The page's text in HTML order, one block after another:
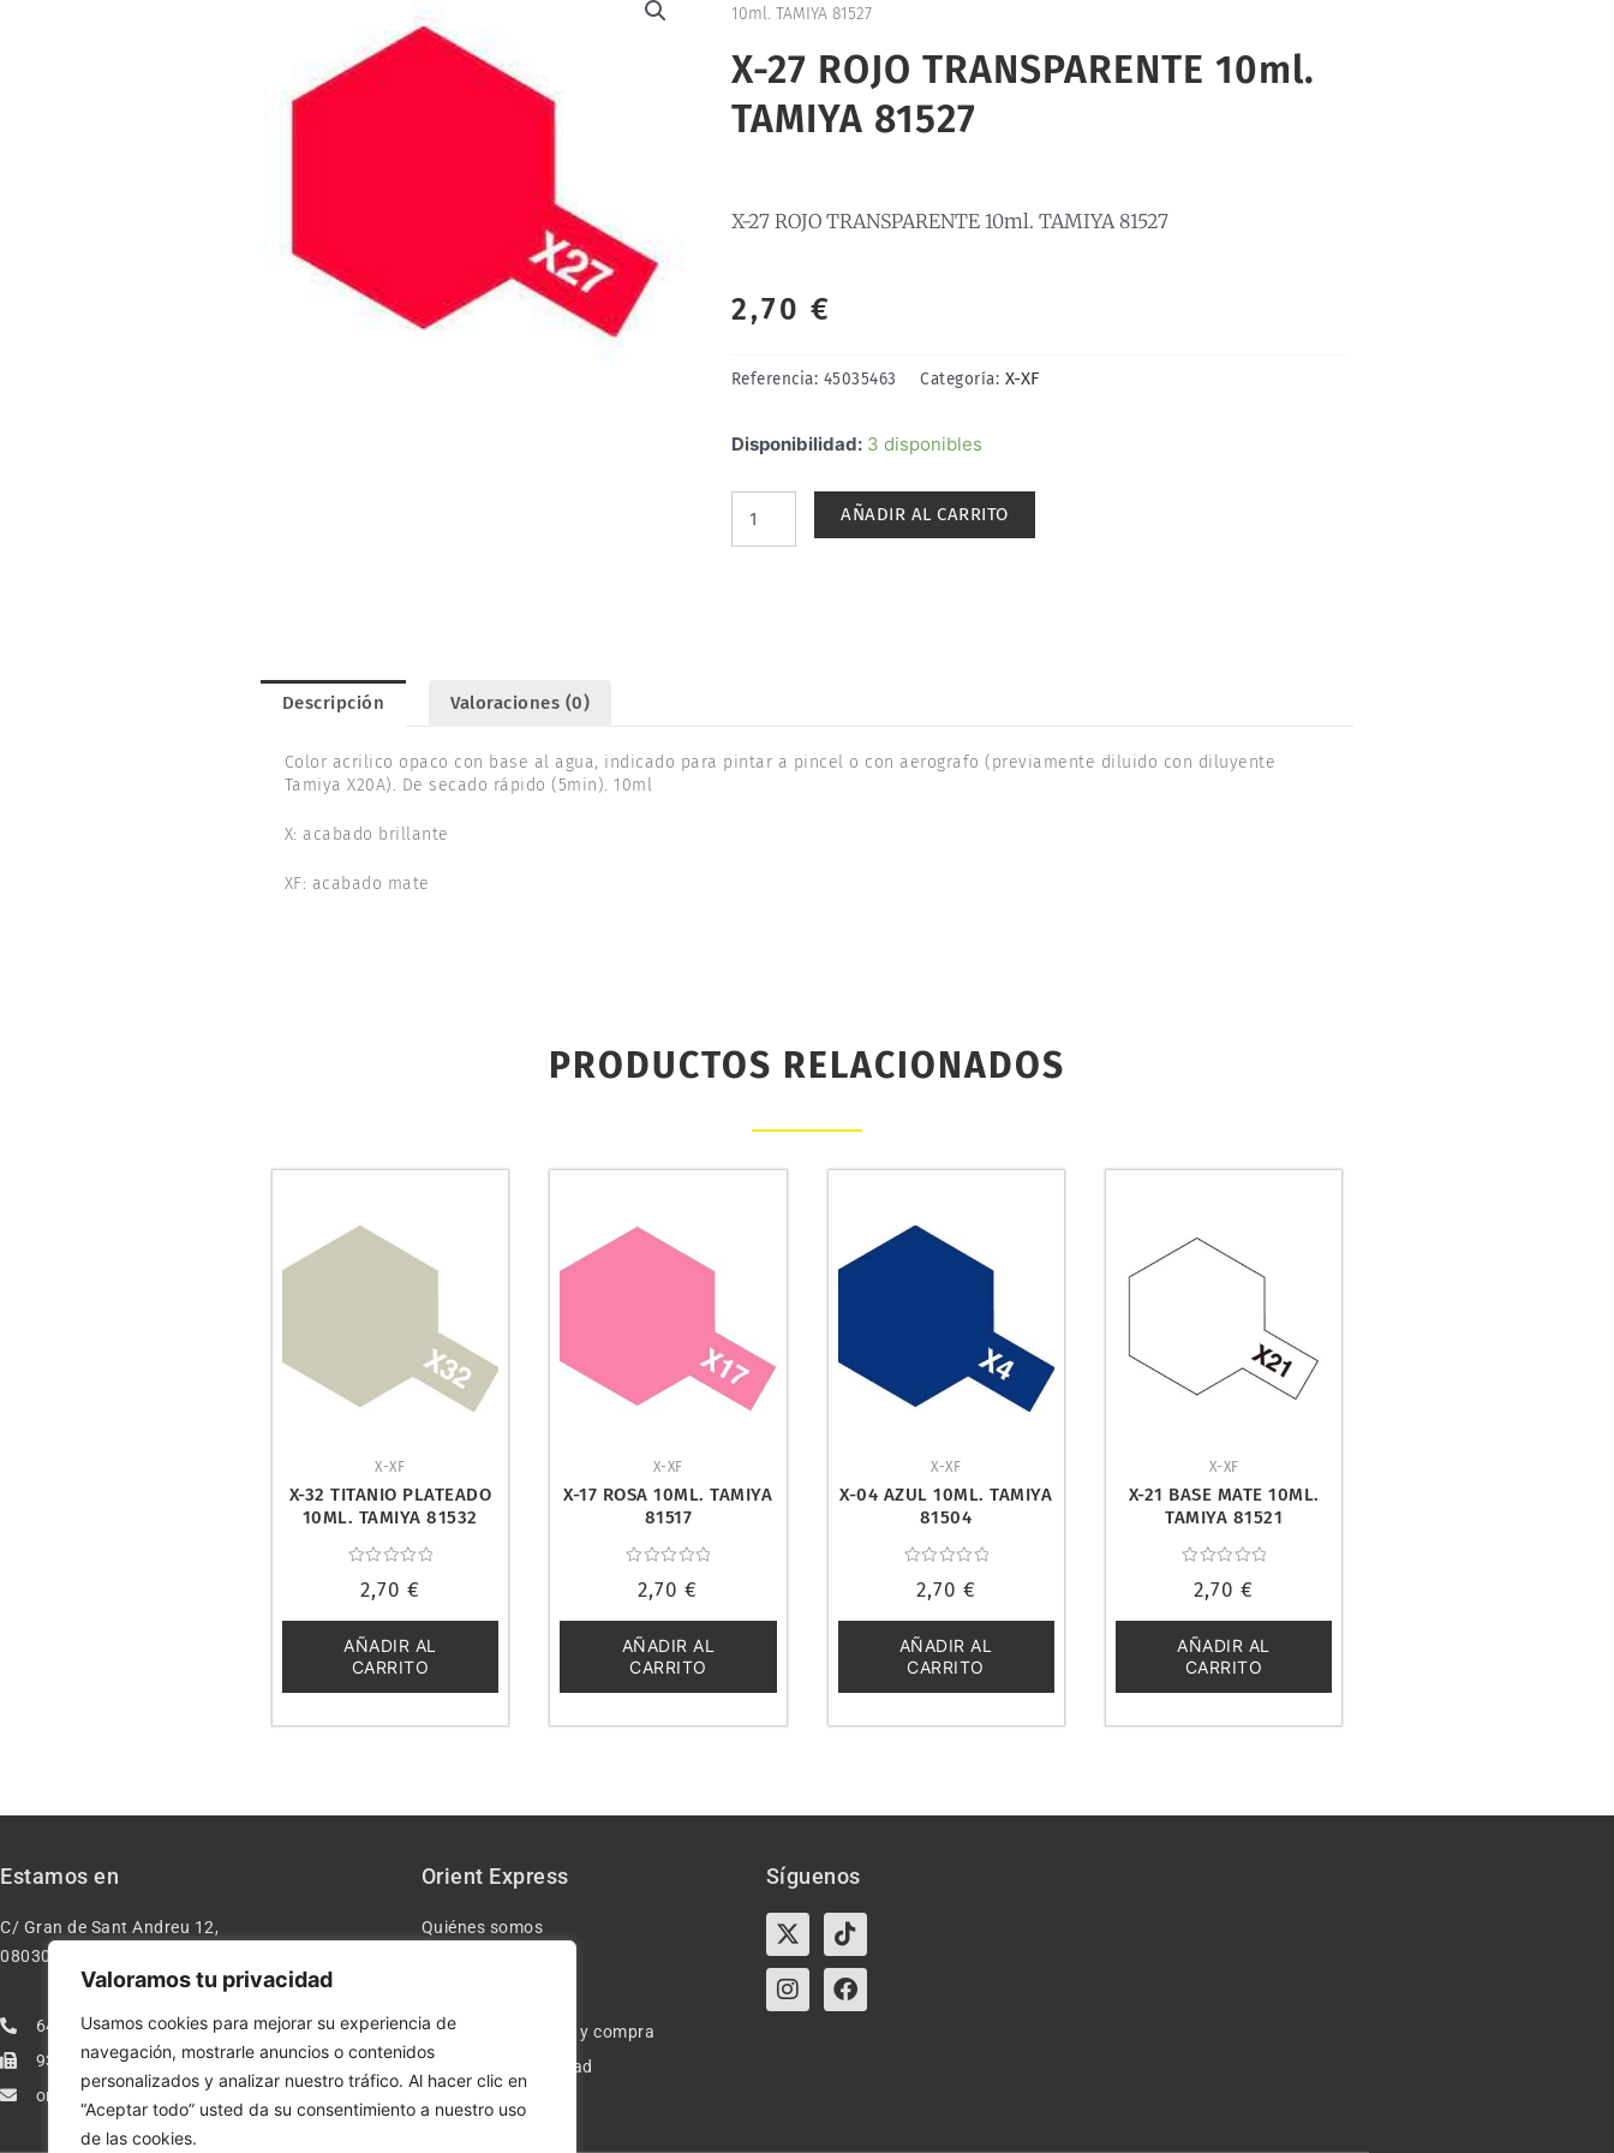
Valoramos tu privacidad
Usamos cookies para mejorar su experiencia de
navegación, mostrarle anuncios o contenidos
personalizados y analizar nuestro tráfico. Al hacer clic en
“Aceptar todo” usted da su consentimiento a nuestro uso
de las cookies.
10ml. TAMIYA 81527
X-27 ROJO TRANSPARENTE 10ml.
TAMIYA 81527
X-27 ROJO TRANSPARENTE 10ml. TAMIYA 81527
2,70 €
Referencia: 45035463 Categoría: X-XF
Disponibilidad: 3 disponibles
X-
TRANSPARENTE
AÑADIR AL CARRITO
Descripción Valoraciones (0)
Color acrilico opaco con base al agua, indicado para pintar a pincel o con aerografo (previamente diluido con diluyente
Tamiya X20A). De secado rápido (5min). 10ml
X: acabado brillante
XF: acabado mate
PRODUCTOS RELACIONADOS
X-XF
X-32 TITANIO PLATEADO
10ML. TAMIYA 81532
con
de
5
2,70 €
AÑADIR AL
CARRITO
X-XF
X-17 ROSA 10ML. TAMIYA
81517
con
de
5
2,70€
AÑADIR AL
CARRITO
X-XF
X-04 AZUL 10ML. TAMIYA
81504
con
de
5
2,70 €
AÑADIR AL
CARRITO
X-XF
X-21 BASE MATE 10ML.
TAMIYA 81521
con
de
5
2,70€
AÑADIR AL
CARRITO
Estamos en
C/ Gran de Sant Andreu 12,
08030 – Barcelona España
640277962
933113005
orientexpressmodelismo@gmail.com
Orient Express
Quiénes somos
Condiciones de uso y compra
Política de privacidad
Política de cookies
Síguenos
X-
twitter
Tiktok
InstagramFacebook